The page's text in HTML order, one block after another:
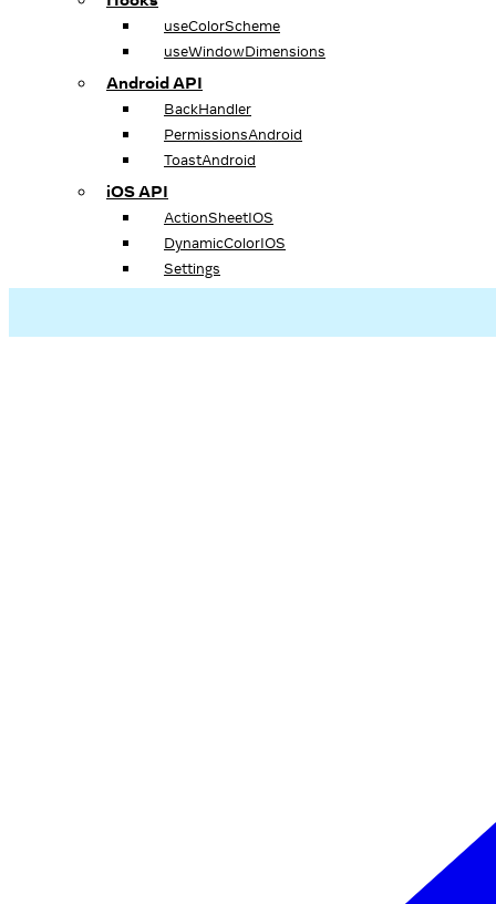
useColorScheme
useWindowDimensions
Android API
BackHandler
PermissionsAndroid
ToastAndroid
iOS API
ActionSheetIOS
DynamicColorIOS
Settings